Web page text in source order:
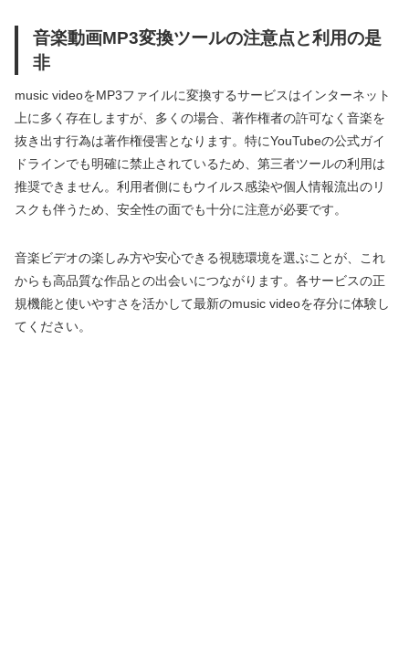
音楽動画MP3変換ツールの注意点と利用の是
非
music videoをMP3ファイルに変換するサービスはインターネット
上に多く存在しますが、多くの場合、著作権者の許可なく音楽を
抜き出す行為は著作権侵害となります。特にYouTubeの公式ガイ
ドラインでも明確に禁止されているため、第三者ツールの利用は
推奨できません。利用者側にもウイルス感染や個人情報流出のリ
スクも伴うため、安全性の面でも十分に注意が必要です。
音楽ビデオの楽しみ方や安心できる視聴環境を選ぶことが、これ
からも高品質な作品との出会いにつながります。各サービスの正
規機能と使いやすさを活かして最新のmusic videoを存分に体験し
てください。